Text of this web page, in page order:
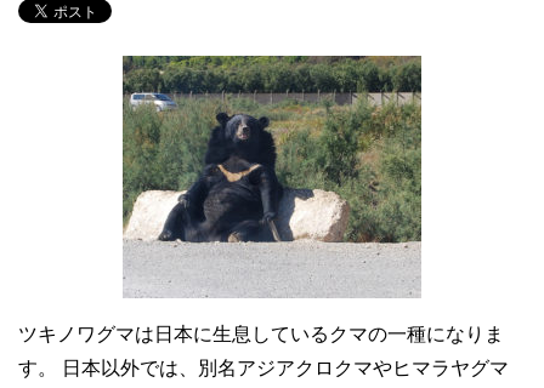
ツキノワグマは日本に生息しているクマの一種になりま
す。 日本以外では、別名アジアクロクマやヒマラヤグマ